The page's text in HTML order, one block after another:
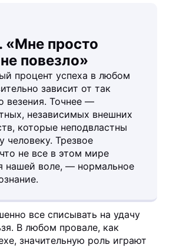
«Мне просто
не повезло»
процент успеха в любом
зависит от так
везения. Точнее —
независимых внешних
которые неподвластны
человеку. Трезвое
не все в этом мире
нашей воле, — нормальное
все списывать на удачу
В любом провале, как
значительную роль играют